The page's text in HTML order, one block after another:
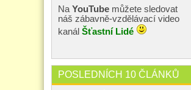
Na YouTube můžete sledovat
náš zábavně-vzdělávací video
kanál Šťastní Lidé
POSLEDNÍCH 10 ČLÁNKŮ